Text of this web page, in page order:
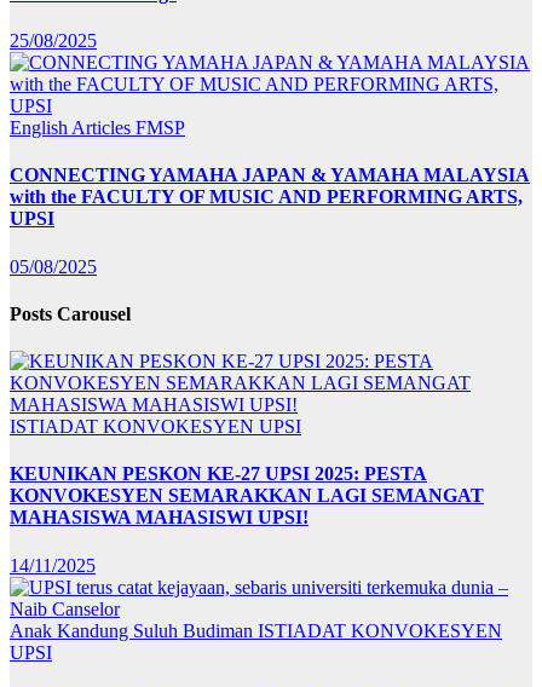
25/08/2025
English Articles FMSP
CONNECTING YAMAHA JAPAN & YAMAHA MALAYSIA
with the FACULTY OF MUSIC AND PERFORMING ARTS,
UPSI
05/08/2025
Posts Carousel
ISTIADAT KONVOKESYEN UPSI
KEUNIKAN PESKON KE-27 UPSI 2025: PESTA
KONVOKESYEN SEMARAKKAN LAGI SEMANGAT
MAHASISWA MAHASISWI UPSI!
14/11/2025
Anak Kandung Suluh Budiman ISTIADAT KONVOKESYEN
UPSI